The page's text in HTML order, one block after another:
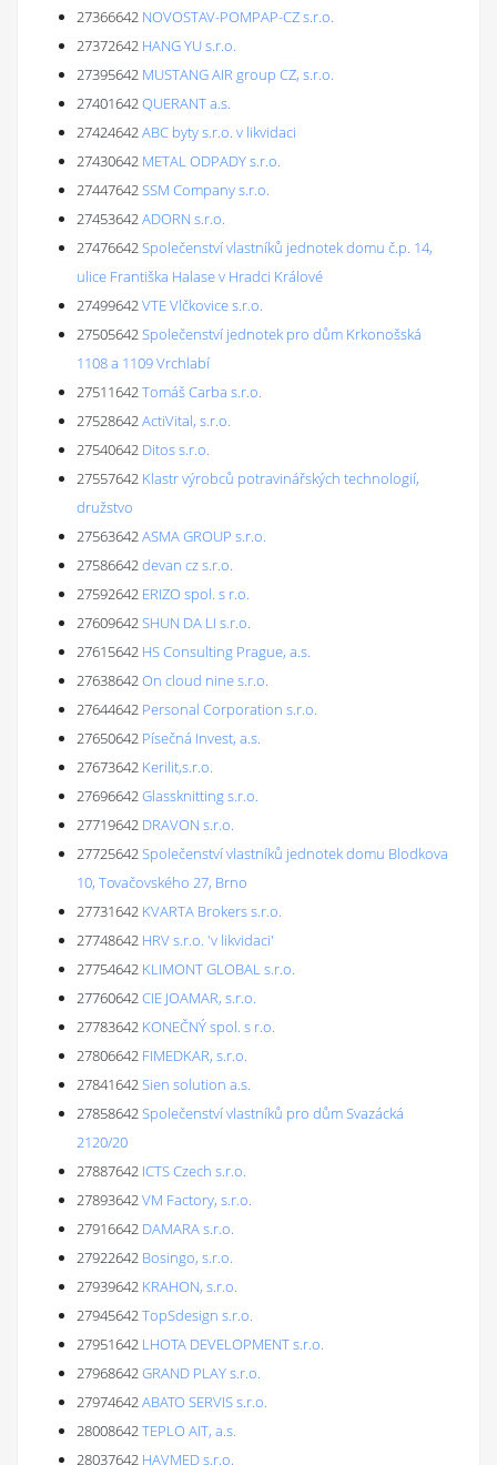
27366642 NOVOSTAV-POMPAP-CZ s.r.o.
27372642 HANG YU s.r.o.
27395642 MUSTANG AIR group CZ, s.r.o.
27401642QUERANT a.s.
27424642ABC byty s.r.o. v likvidaci
27430642 METAL ODPADY s.r.o.
27447642SSM Company s.r.o.
27453642ADORN s.r.o.
27476642Společenství vlastníků jednotek domu č.p. 14,
ulice Františka Halase v Hradci Králové
27499642VTE Vlčkovice s.r.o.
27505642Společenství jednotek pro dům Krkonošská
1108 a 1109 Vrchlabí
27511642Tomáš Carba s.r.o.
27528642ActiVital, s.r.o.
27540642 Ditos s.r.o.
27557642 Klastr výrobců potravinářských technologií,
družstvo
27563642ASMA GROUP s.r.o.
27586642devan cz s.r.o.
27592642 ERIZO spol. s r.o.
27609642SHUN DA LI s.r.o.
27615642 HS Consulting Prague, a.s.
27638642On cloud nine s.r.o.
27644642 Personal Corporation s.r.o.
27650642 Písečná Invest, a.s.
27673642 Kerilit,s.r.o.
27696642Glassknitting s.r.o.
27719642 DRAVON s.r.o.
27725642Společenství vlastníků jednotek domu Blodkova
10, Tovačovského 27, Brno
27731642 KVARTA Brokers s.r.o.
27748642 HRV s.r.o. 'v likvidaci'
27754642 KLIMONT GLOBAL s.r.o.
27760642CIE JOAMAR, s.r.o.
27783642 KONEČNÝ spol. s r.o.
27806642 FIMEDKAR, s.r.o.
27841642Sien solution a.s.
27858642Společenství vlastníků pro dům Svazácká
2120/20
27887642 ICTS Czech s.r.o.
27893642VM Factory, s.r.o.
27916642 DAMARA s.r.o.
27922642 Bosingo, s.r.o.
27939642 KRAHON, s.r.o.
27945642TopSdesign s.r.o.
27951642 LHOTA DEVELOPMENT s.r.o.
27968642GRAND PLAY s.r.o.
27974642ABATO SERVIS s.r.o.
28008642TEPLO AIT, a.s.
28037642 HAVMED s.r.o.